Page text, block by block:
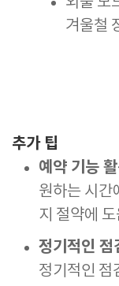
겨울철
추가 팁
예약 기능
원하는 시간
지 절약에
정기적인 점
정기적인 점